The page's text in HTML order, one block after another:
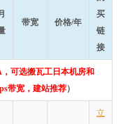
带宽 价格/年
买
链
接
可选搬瓦工日本机房和
带宽，建站推荐）
立